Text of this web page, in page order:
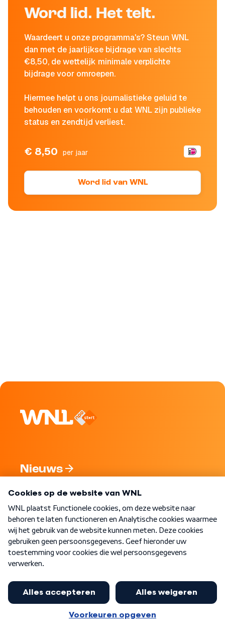
Word lid. Het telt.
Waardeert u onze programma's? Steun WNL
dan met de jaarlijkse bijdrage van slechts
€8,50, de wettelijk minimale verplichte
bijdrage voor omroepen.
Hiermee helpt u ons journalistieke geluid te
behouden en voorkomt u dat WNL zijn publieke
status en zendtijd verliest.
€ 8,50 per jaar
Word lid van WNL
Nieuws
Nieuwsbrief
Word Lid